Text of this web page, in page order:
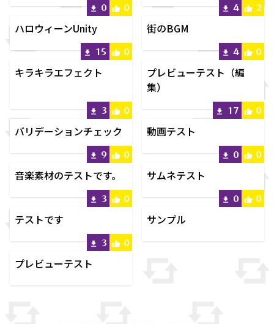
0 0
ハロウィーンUnity
4 2
街のBGM
15 0
キラキラエフェクト
4 0
プレビューテスト（編
集）
3 0
バリデーションチェック
17 0
動画テスト
9 0
音楽素材のテストです。
0 0
サムネテスト
3 0
テストです
0 0
サンプル
3 0
プレビューテスト